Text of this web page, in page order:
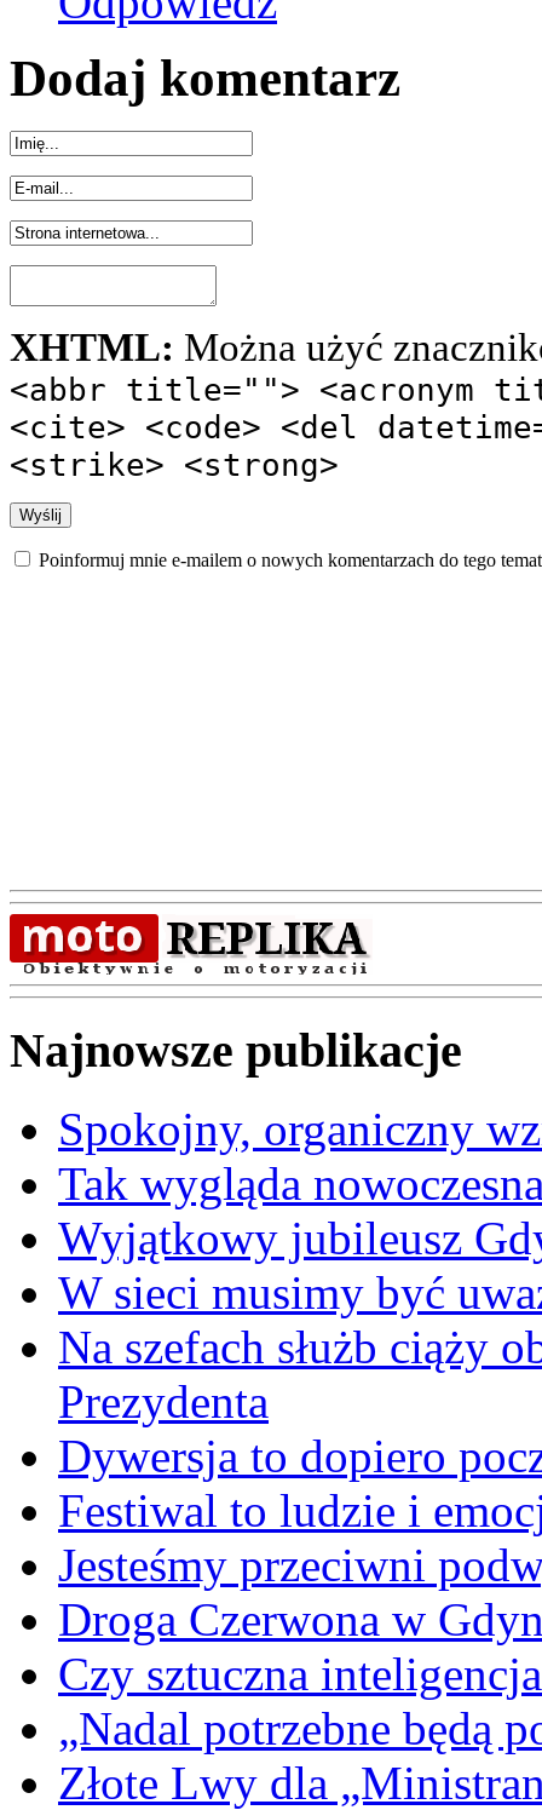
Dodaj komentarz
XHTML: Można użyć
<abbr title=""> <acronym
<cite> <code> <del
<strike> <strong>
Poinformuj mnie e-mailem o nowych komentarzach do tego
Najnowsze publikacje
Spokojny, organiczny
Tak wygląda
Wyjątkowy jubileusz
W sieci musimy być
Na szefach służb ciąży
Prezydenta
Dywersja to dopiero
Festiwal to ludzie i
Jesteśmy przeciwni
Droga Czerwona w
Czy sztuczna
„Nadal potrzebne będą
Złote Lwy dla